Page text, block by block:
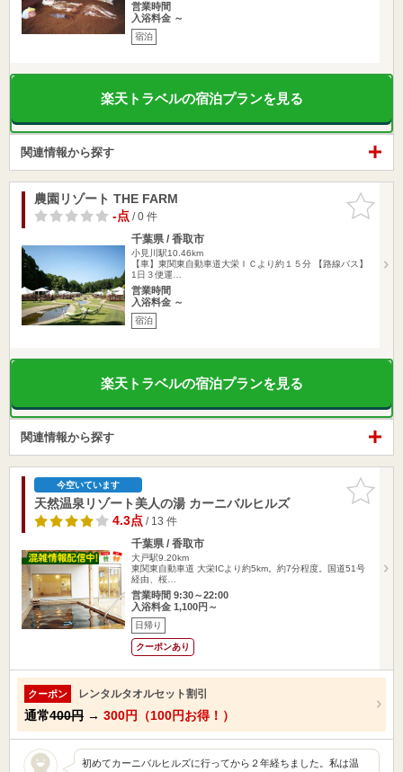
営業時間
入浴料金 ～
宿泊
楽天トラベルの宿泊プランを見る
関連情報から探す
お気に入
りに追加
農園リゾート THE FARM
-点/ 0 件
千葉県 / 香取市
小見川駅10.46km
【車】東関東自動車道大栄ＩＣより約１５分 【路線バス】
1日３便運…
営業時間
入浴料金 ～
宿泊
楽天トラベルの宿泊プランを見る
関連情報から探す
お気に入
りに追加
今空いています
天然温泉リゾート美人の湯 カーニバルヒルズ
4.3点/ 13 件
千葉県 / 香取市
大戸駅9.20km
東関東自動車道 大栄ICより約5km。約7分程度。国道51号
経由、桜…
営業時間 9:30～22:00
入浴料金 1,100円～
日帰り
クーポンあり
クーポン レンタルタオルセット割引
通常400円 → 300円（100円お得！）
初めてカーニバルヒルズに行ってから２年経ちました。私は温